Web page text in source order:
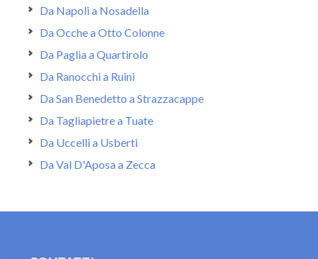
Da Napoli a Nosadella
Da Ocche a Otto Colonne
Da Paglia a Quartirolo
Da Ranocchi a Ruini
Da San Benedetto a Strazzacappe
Da Tagliapietre a Tuate
Da Uccelli a Usberti
Da Val D'Aposa a Zecca